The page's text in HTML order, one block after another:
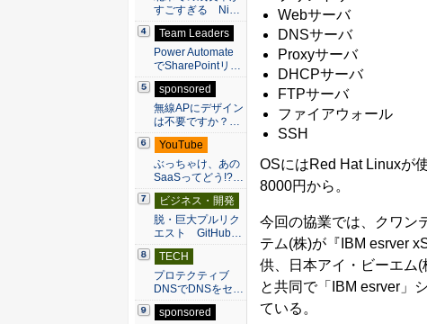
Webサーバ
DNSサーバ
Proxyサーバ
DHCPサーバ
FTPサーバ
ファイアウォール
SSH
OSにはRed Hat Linuxが
8000円から。
今回の協業では、クワン
テム(株)が『IBM esrver
供、日本アイ・ビーエム
と共同で「IBM esrver」
ている。
すごすぎる Ni…
Team Leaders
Power Automate
でSharePointリ…
sponsored
無線APにデザイン
は不要ですか？…
YouTube
ぶっちゃけ、あの
SaaSってどう!?…
ビジネス・開発
脱・巨大プルリク
エスト GitHub…
TECH
プロテクティブ
DNSでDNSをセ…
sponsored